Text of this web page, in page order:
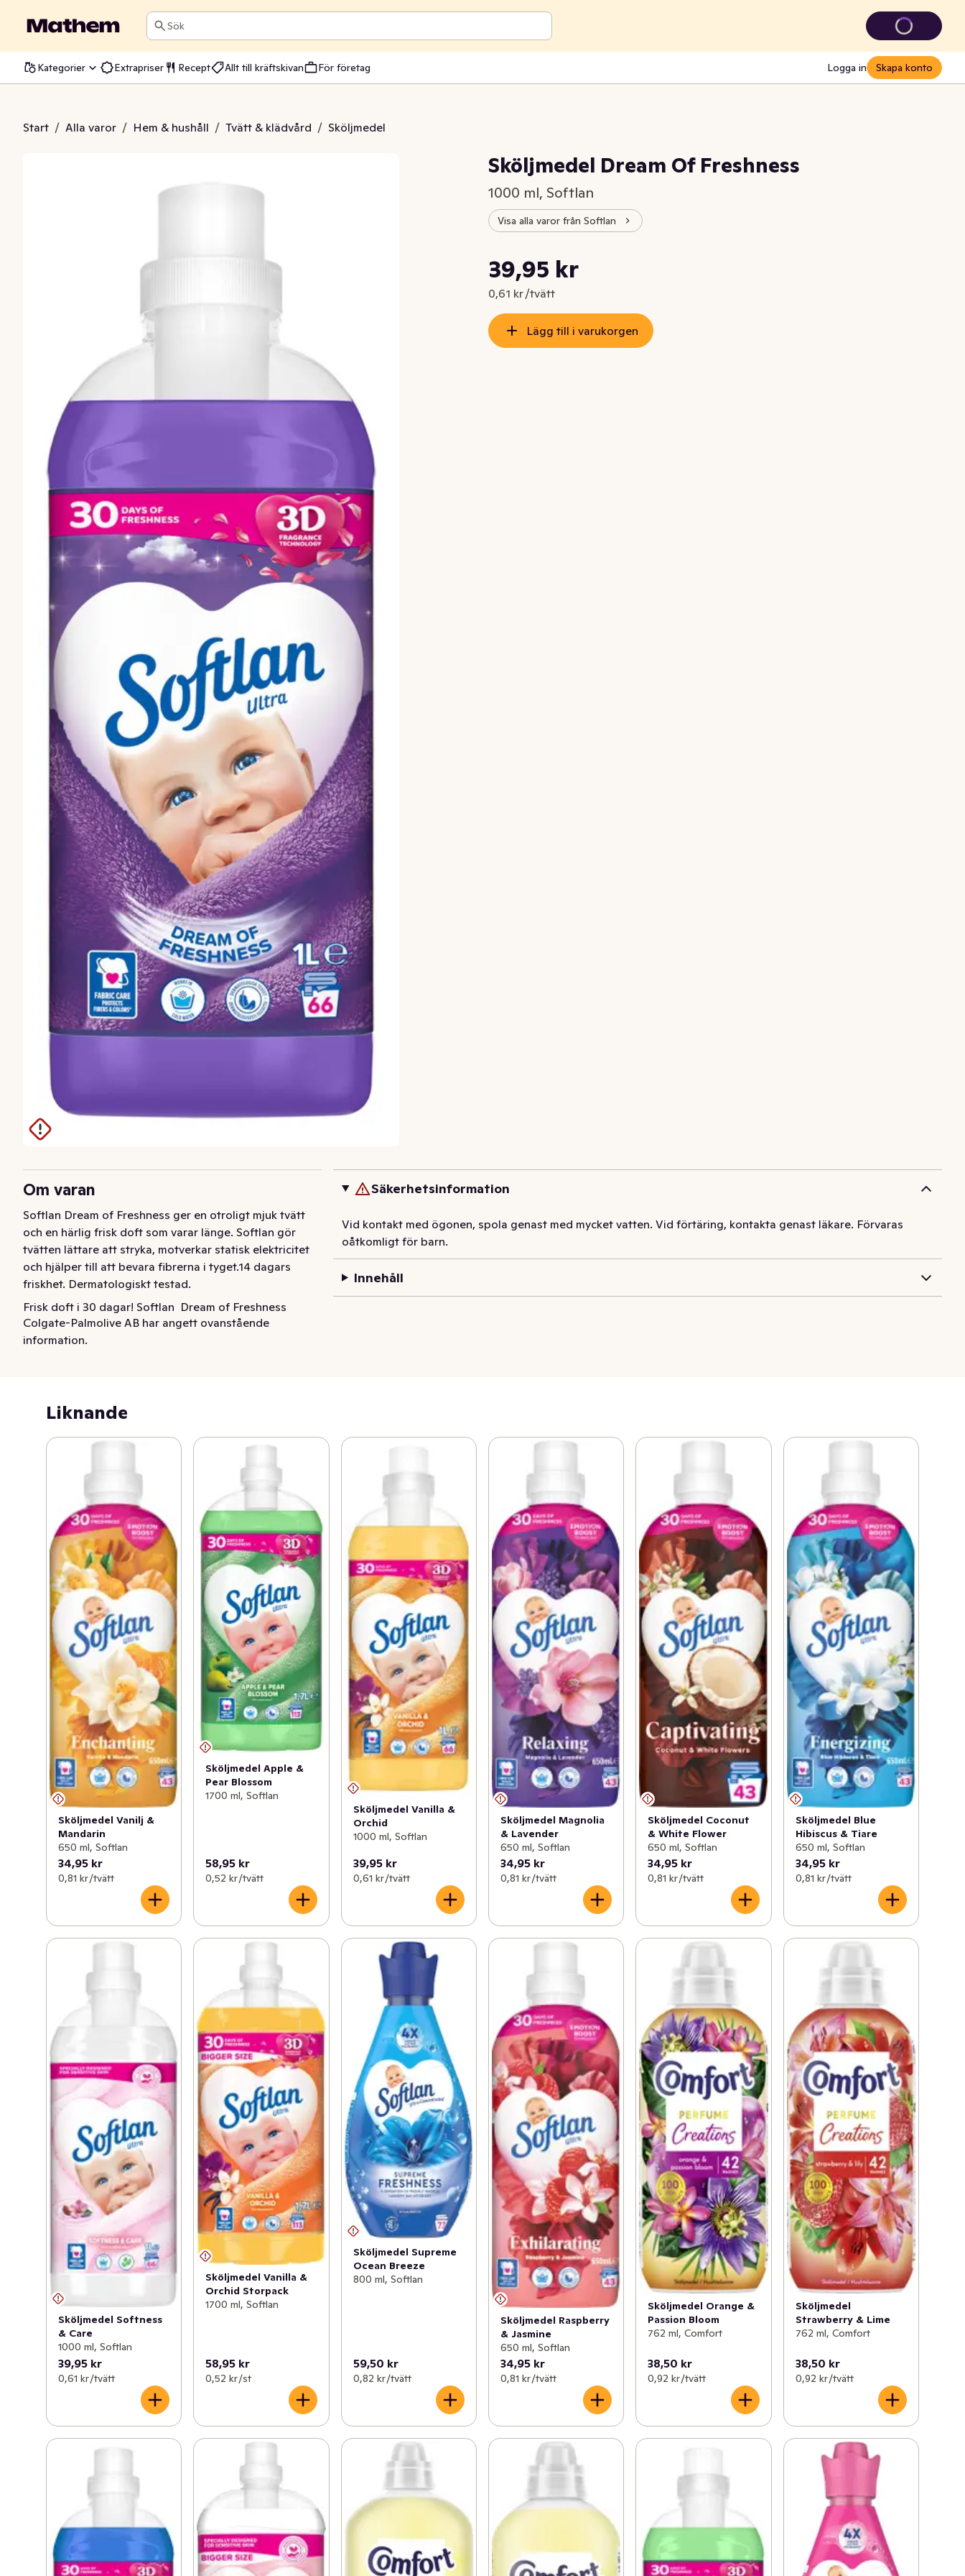
Sök
Kategorier Extrapriser Recept Allt till kräftskivan För företag Logga in Skapa konto
Start / Alla varor / Hem & hushåll / Tvätt & klädvård / Sköljmedel
Of Freshness
Sköljmedel Dream Of Freshness
1000 ml, Softlan
Visa alla varor från Softlan
Nuvarande pris är: 39,95 kr
39,95 kr
0,61 kr /tvätt
Styckpris: 0,61 kr /tvätt
Lägg till i varukorgen
Om varan
Softlan Dream of Freshness ger en otroligt mjuk tvätt
och en härlig frisk doft som varar länge. Softlan gör
tvätten lättare att stryka, motverkar statisk elektricitet
och hjälper till att bevara fibrerna i tyget.14 dagars
friskhet. Dermatologiskt testad.
Frisk doft i 30 dagar! Softlan  Dream of Freshness
sköljmedel ger en otroligt mjuk tvätt och en härlig frisk
doft som varar länge. Softlan gör tvätten lättare att
Colgate-Palmolive AB har angett ovanstående
information.
Säkerhetsinformation
Vid kontakt med ögonen, spola genast med mycket vatten. Vid förtäring, kontakta genast läkare. Förvaras
oåtkomligt för barn.
Innehåll
Liknande
Sköljmedel Vanilj &
Mandarin
650 ml, Softlan
34,95 kr
0,81 kr /tvätt
Sköljmedel Apple &
Pear Blossom
1700 ml, Softlan
58,95 kr
0,52 kr /tvätt
Sköljmedel Vanilla &
Orchid
1000 ml, Softlan
39,95 kr
0,61 kr /tvätt
Sköljmedel Magnolia
& Lavender
650 ml, Softlan
34,95 kr
0,81 kr /tvätt
Sköljmedel Coconut
& White Flower
650 ml, Softlan
34,95 kr
0,81 kr /tvätt
Sköljmedel Blue
Hibiscus & Tiare
650 ml, Softlan
34,95 kr
0,81 kr /tvätt
Sköljmedel Softness
& Care
1000 ml, Softlan
39,95 kr
0,61 kr /tvätt
Sköljmedel Vanilla &
Orchid Storpack
1700 ml, Softlan
58,95 kr
0,52 kr /st
Sköljmedel Supreme
Ocean Breeze
800 ml, Softlan
59,50 kr
0,82 kr /tvätt
Sköljmedel Raspberry
& Jasmine
650 ml, Softlan
34,95 kr
0,81 kr /tvätt
Sköljmedel Orange &
Passion Bloom
762 ml, Comfort
38,50 kr
0,92 kr /tvätt
Sköljmedel
Strawberry & Lime
762 ml, Comfort
38,50 kr
0,92 kr /tvätt